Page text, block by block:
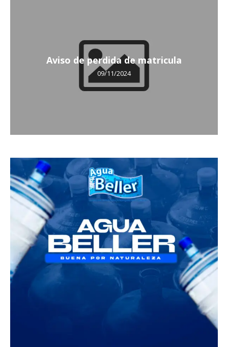
Aviso de perdida de matricula
09/11/2024